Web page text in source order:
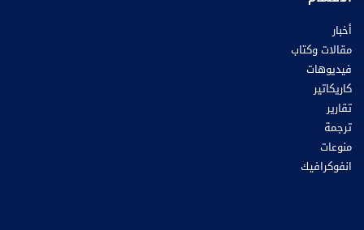
أخبار
مقالات وكتاب
فيديوهات
كاريكاتير
تقارير
ترجمة
منوعات
انفوكرافيك